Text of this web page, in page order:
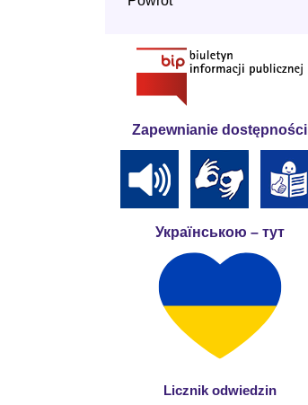
Zapewnianie dostępności
Українською – тут
Licznik odwiedzin